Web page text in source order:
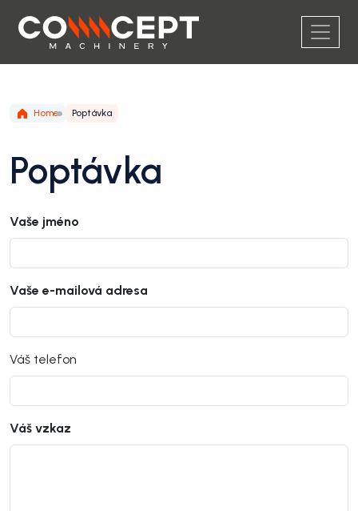
Home Poptávka
Poptávka
Vaše jméno
Vaše e-mailová adresa
Váš telefon
Váš vzkaz